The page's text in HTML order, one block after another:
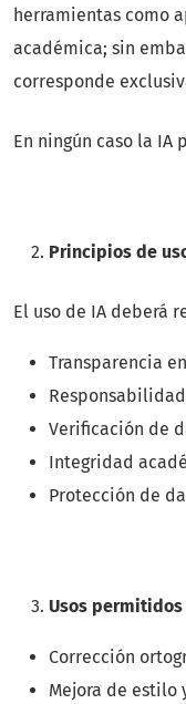
herramientas como
académica; sin
corresponde
En ningún caso la IA
Principios de
El uso de IA deberá
Transparencia
Verificación de
Integridad
Protección de
Usos permitidos
Corrección
Mejora de estilo